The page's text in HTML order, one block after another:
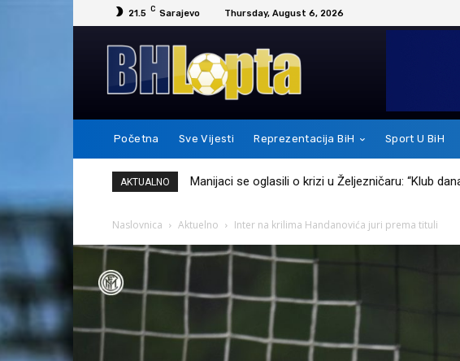
21.5 C Sarajevo Thursday, August 6, 2026
Početna Sve Vijesti Reprezentacija BiH Sport U BiH
AKTUALNO Messi je ovim potezom pokazao kakav je zapravo
Naslovnica Aktuelno Inter na krilima Handanovića juri prema tituli